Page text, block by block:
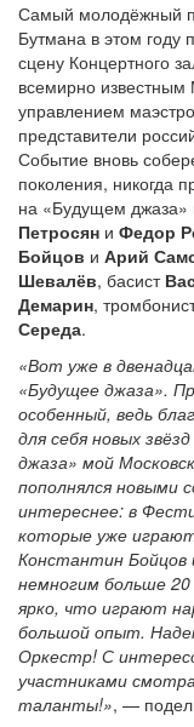
Самый молодёжный
Бутмана в этом году
сцену Концертного
всемирно
управлением
представители
Событие вновь
поколения, никогда
на «Будущем джаза»
Петросян и Федор
Бойцов и Арий
Шевалёв, басист
Демарин,
Середа.
«Вот уже в
«Будущее джаза».
особенный, ведь
для себя новых
джаза» мой
пополнялся новыми
интереснее: в
которые уже
Константин Бойцов
немногим больше
ярко, что играют
большой опыт.
Оркестр! С
участниками
таланты!», —